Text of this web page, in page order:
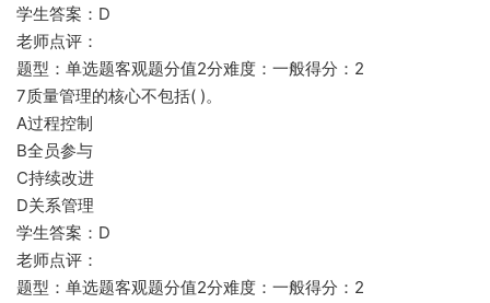
学生答案：D
老师点评：
题型：单选题客观题分值2分难度：一般得分：2
7质量管理的核心不包括( )。
A过程控制
B全员参与
C持续改进
D关系管理
学生答案：D
老师点评：
题型：单选题客观题分值2分难度：一般得分：2